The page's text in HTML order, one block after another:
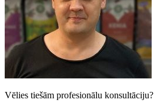
Vēlies tiešām profesionālu konsultāciju?